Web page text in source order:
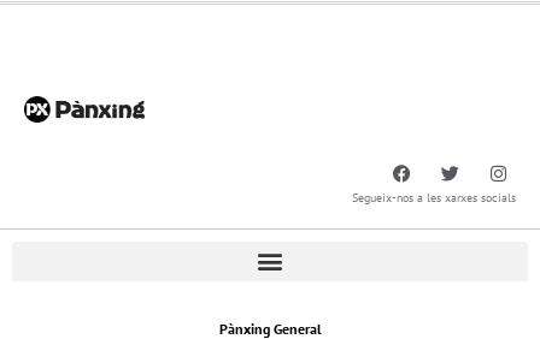
Segueix-nos a les xarxes socials
Pànxing General